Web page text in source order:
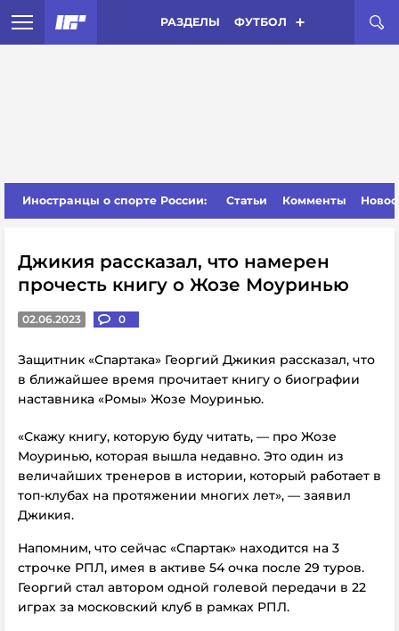
РАЗДЕЛЫ ФУТБОЛ
Иностранцы о спорте России: Статьи Комменты
Джикия рассказал, что намерен
прочесть книгу о Жозе Моуринью
02.06.2023 0
Защитник «Спартака» Георгий Джикия рассказал, что
в ближайшее время прочитает книгу о биографии
наставника «Ромы» Жозе Моуринью.
«Скажу книгу, которую буду читать, — про Жозе
Моуринью, которая вышла недавно. Это один из
величайших тренеров в истории, который работает в
топ-клубах на протяжении многих лет», — заявил
Джикия.
Напомним, что сейчас «Спартак» находится на 3
строчке РПЛ, имея в активе 54 очка после 29 туров.
Георгий стал автором одной голевой передачи в 22
играх за московский клуб в рамках РПЛ.